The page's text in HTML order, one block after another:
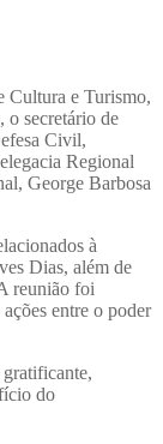
Cultura e Turismo,
o secretário de
Civil,
Regional
George Barbosa
à
Dias, além de
reunião foi
entre o poder
do